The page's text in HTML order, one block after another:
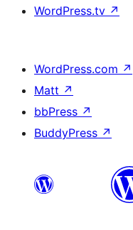
WordPress.tv ↗
WordPress.com ↗
Matt ↗
bbPress ↗
BuddyPress ↗